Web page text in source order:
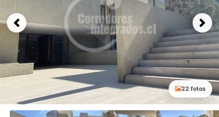
Previous Next
22 fotos